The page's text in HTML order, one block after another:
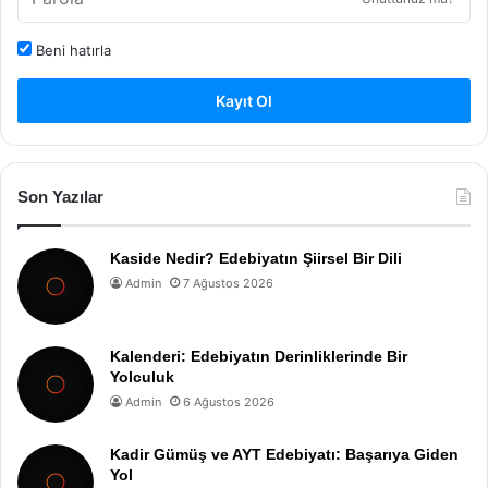
Beni hatırla
Kayıt Ol
Son Yazılar
Kaside Nedir? Edebiyatın Şiirsel Bir Dili
Admin 7 Ağustos 2026
Kalenderi: Edebiyatın Derinliklerinde Bir
Yolculuk
Admin 6 Ağustos 2026
Kadir Gümüş ve AYT Edebiyatı: Başarıya Giden
Yol